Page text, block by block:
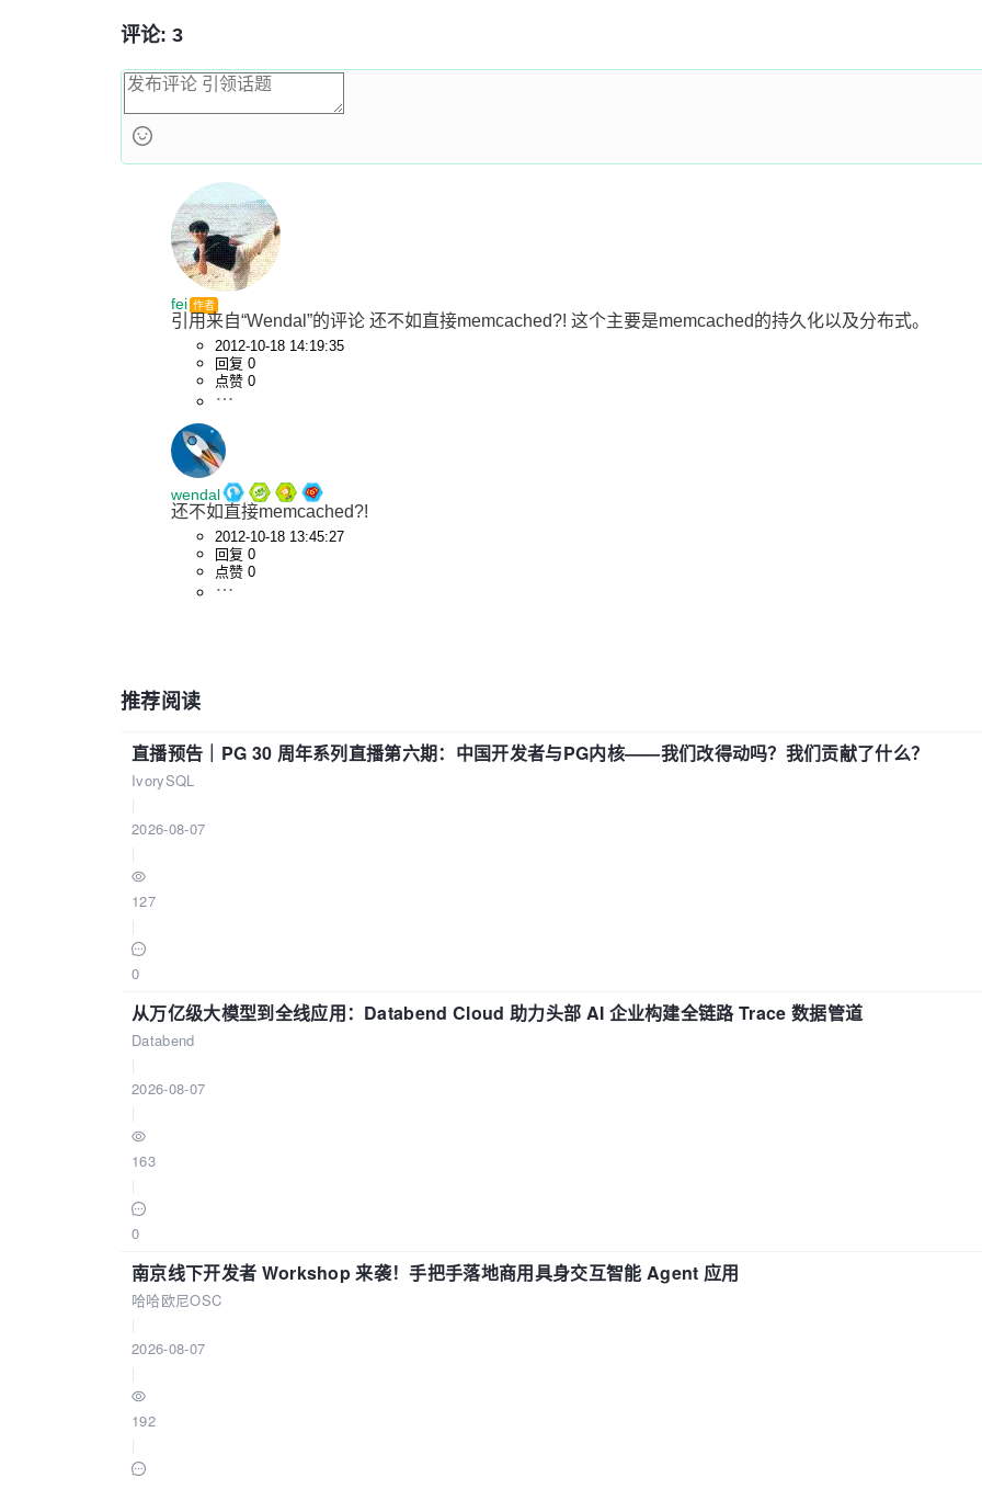
评论: 3
fei 作者
引用来自“Wendal”的评论 还不如直接memcached?! 这个主要是memcached的持久化以及分布式。
2012-10-18 14:19:35
回复 0
点赞 0
wendal
还不如直接memcached?!
2012-10-18 13:45:27
回复 0
点赞 0
推荐阅读
直播预告｜PG 30 周年系列直播第六期：中国开发者与PG内核——我们改得动吗？我们贡献了什么？
IvorySQL
2026-08-07
127
0
从万亿级大模型到全线应用：Databend Cloud 助力头部 AI 企业构建全链路 Trace 数据管道
Databend
2026-08-07
163
0
南京线下开发者 Workshop 来袭！手把手落地商用具身交互智能 Agent 应用
哈哈欧尼OSC
2026-08-07
192